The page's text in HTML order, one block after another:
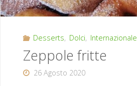
Desserts, Dolci, Internazionale
Zeppole fritte
26 Agosto 2020